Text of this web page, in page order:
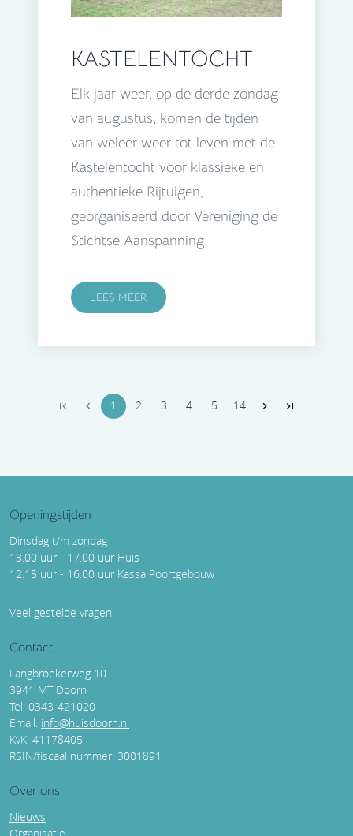
KASTELENTOCHT
Elk jaar weer, op de derde zondag
van augustus, komen de tijden
van weleer weer tot leven met de
Kastelentocht voor klassieke en
authentieke Rijtuigen,
georganiseerd door Vereniging de
Stichtse Aanspanning.
LEES MEER
1 2 3 4 5 14
Openingstijden
Dinsdag t/m zondag
13.00 uur - 17.00 uur Huis
12.15 uur - 16.00 uur Kassa Poortgebouw
Veel gestelde vragen
Contact
Langbroekerweg 10
3941 MT Doorn
Tel: 0343-421020
Email: info@huisdoorn.nl
KvK: 41178405
RSIN/fiscaal nummer: 3001891
Over ons
Nieuws